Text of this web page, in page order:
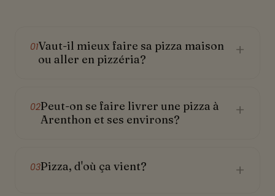
01Vaut-il mieux faire sa pizza maison
ou aller en pizzéria?
+
02Peut-on se faire livrer une pizza à
Arenthon et ses environs?
+
03Pizza, d'où ça vient? +